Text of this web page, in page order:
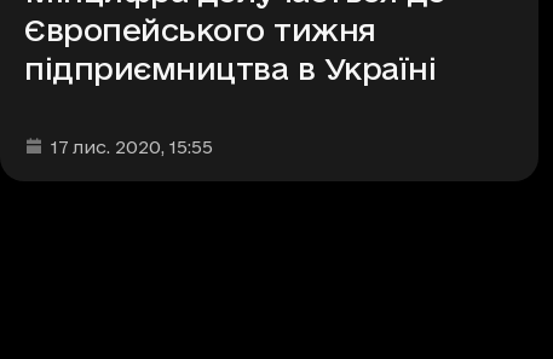
Європейського тижня
підприємництва в Україні
Дата та час публікації
17 лис. 2020, 15:55